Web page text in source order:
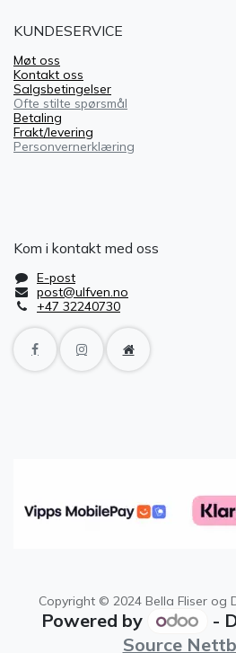
KUNDESERVICE
Møt oss
Kontakt oss
Salgsbetingelser
Ofte stilte spørsmål
Betaling
Frakt/levering
Personvernerklæring
Kom i kontakt med oss
E-post
post@ulfven.no
+47 32240730
Copyright © 2024 Bella Fliser og
Powered by -
Source